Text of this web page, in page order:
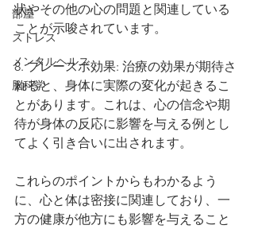
部屋
ストレス
メンタルヘルス
脳科学
状やその他の心の問題と関連している
ことが示唆されています。
8. プレースボ効果: 治療の効果が期待さ
れると、身体に実際の変化が起きるこ
とがあります。これは、心の信念や期
待が身体の反応に影響を与える例とし
てよく引き合いに出されます。
これらのポイントからもわかるよう
に、心と体は密接に関連しており、一
方の健康が他方にも影響を与えること